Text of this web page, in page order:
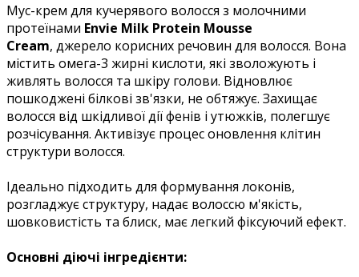
Мус-крем для кучерявого волосся з молочними
протеїнами Envie Milk Protein Mousse
Cream, джерело корисних речовин для волосся. Вона
містить омега-3 жирні кислоти, які зволожують і
живлять волосся та шкіру голови. Відновлює
пошкоджені білкові зв'язки, не обтяжує. Захищає
волосся від шкідливої дії фенів і утюжків, полегшує
розчісування. Активізує процес оновлення клітин
структури волосся.
Ідеально підходить для формування локонів,
розгладжує структуру, надає волоссю м'якість,
шовковистість та блиск, має легкий фіксуючий ефект.
Основні діючі інгредієнти: